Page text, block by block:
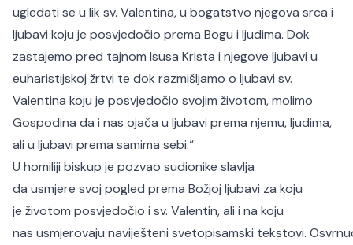
ugledati se u lik sv. Valentina, u bogatstvo njegova srca i
ljubavi koju je posvjedočio prema Bogu i ljudima. Dok
zastajemo pred tajnom Isusa Krista i njegove ljubavi u
euharistijskoj žrtvi te dok razmišljamo o ljubavi sv.
Valentina koju je posvjedočio svojim životom, molimo
Gospodina da i nas ojača u ljubavi prema njemu, ljudima,
ali u ljubavi prema samima sebi.“
U homiliji biskup je pozvao sudionike slavlja
da usmjere svoj pogled prema Božjoj ljubavi za koju
je životom posvjedočio i sv. Valentin, ali i na koju
nas usmjerovaju naviješteni svetopisamski tekstovi.